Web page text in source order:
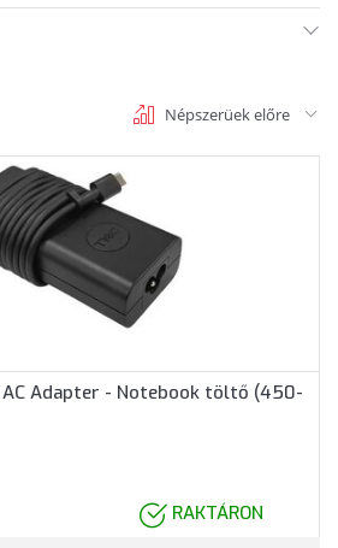
Népszerüek előre
AC Adapter - Notebook töltő (450-
RAKTÁRON